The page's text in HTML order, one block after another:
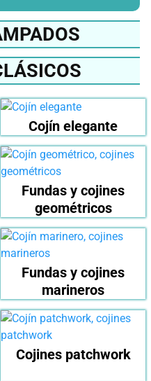
Cojín elegante
Fundas y cojines
geométricos
Fundas y cojines
marineros
Cojines patchwork